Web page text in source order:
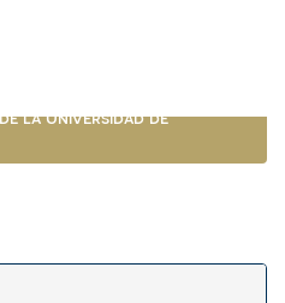
la Universidad de